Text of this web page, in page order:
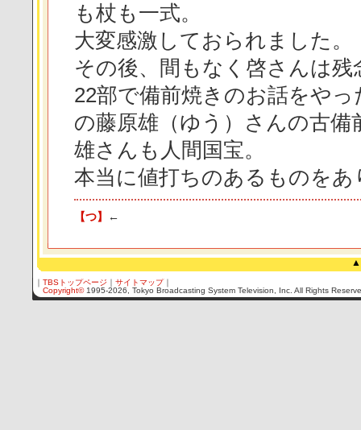
も杖も一式。
大変感激しておられました。
その後、間もなく啓さんは
22部で備前焼きのお話をや
の藤原雄（ゆう）さんの古
雄さんも人間国宝。
本当に値打ちのあるものを
【つ】 ←
▲
｜ TBSトップページ ｜ サイトマップ｜
Copyright© 1995-2026, Tokyo Broadcasting System Television, Inc. All Rights